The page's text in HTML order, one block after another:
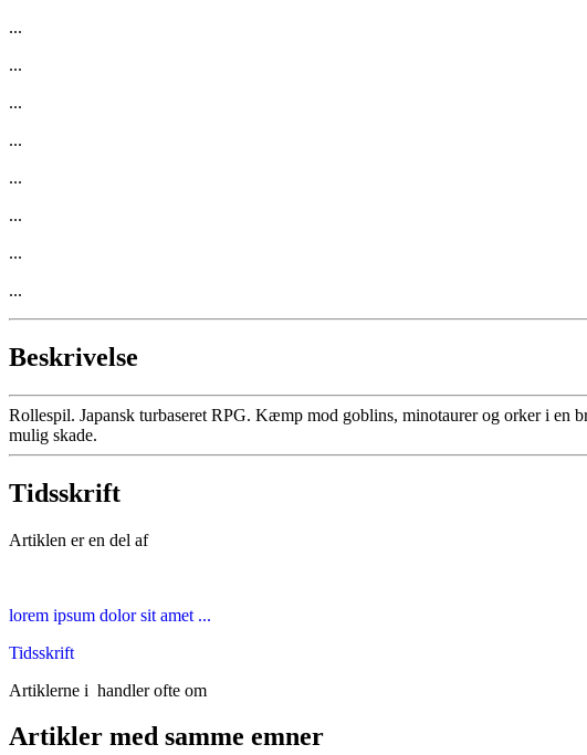
...
...
...
...
...
...
...
...
Beskrivelse
Rollespil. Japansk turbaseret RPG. Kæmp mod goblins, minotaurer og orker i en
mulig skade.
Tidsskrift
Artiklen er en del af
lorem ipsum dolor sit amet ...
Tidsskrift
Artiklerne i handler ofte om
Artikler med samme emner